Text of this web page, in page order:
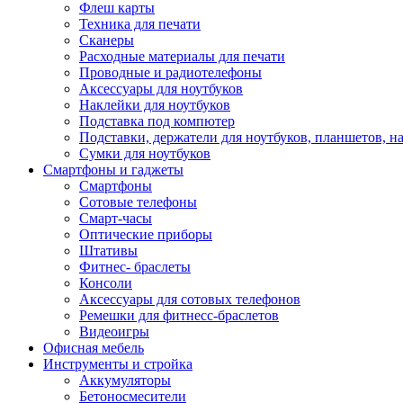
Флеш карты
Техника для печати
Сканеры
Расходные материалы для печати
Проводные и радиотелефоны
Аксессуары для ноутбуков
Наклейки для ноутбуков
Подставка под компютер
Подставки, держатели для ноутбуков, планшетов,
Сумки для ноутбуков
Смартфоны и гаджеты
Смартфоны
Сотовые телефоны
Смарт-часы
Оптические приборы
Штативы
Фитнес- браслеты
Консоли
Аксессуары для сотовых телефонов
Ремешки для фитнесс-браслетов
Видеоигры
Офисная мебель
Инструменты и стройка
Аккумуляторы
Бетоносмесители